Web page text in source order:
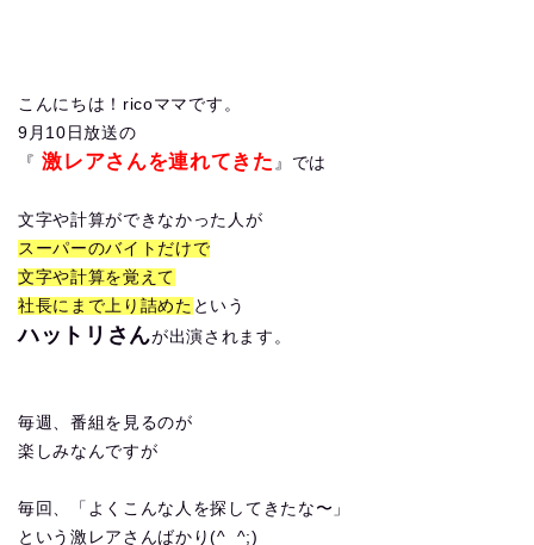
こんにちは！ricoママです。
9月10日放送の
『 激レアさんを連れてきた 』では
文字や計算ができなかった人が
スーパーのバイトだけで
文字や計算を覚えて
社長にまで上り詰めた という
ハットリさんが出演されます。
毎週、番組を見るのが
楽しみなんですが
毎回、「よくこんな人を探してきたな〜」
という激レアさんばかり(^_^;)